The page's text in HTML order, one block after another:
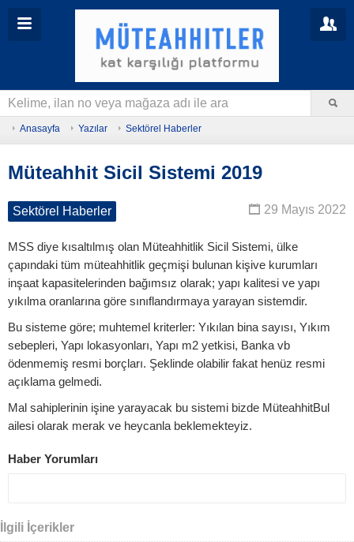
Anasayfa Yazılar Sektörel Haberler
Müteahhit Sicil Sistemi 2019
29 Mayıs 2022
Sektörel Haberler
MSS diye kısaltılmış olan Müteahhitlik Sicil Sistemi, ülke
çapındaki tüm müteahhitlik geçmişi bulunan kişive kurumları
inşaat kapasitelerinden bağımsız olarak; yapı kalitesi ve yapı
yıkılma oranlarına göre sınıflandırmaya yarayan sistemdir.
Bu sisteme göre; muhtemel kriterler: Yıkılan bina sayısı, Yıkım
sebepleri, Yapı lokasyonları, Yapı m2 yetkisi, Banka vb
ödenmemiş resmi borçları. Şeklinde olabilir fakat henüz resmi
açıklama gelmedi.
Mal sahiplerinin işine yarayacak bu sistemi bizde MüteahhitBul
ailesi olarak merak ve heycanla beklemekteyiz.
Haber Yorumları
İlgili İçerikler